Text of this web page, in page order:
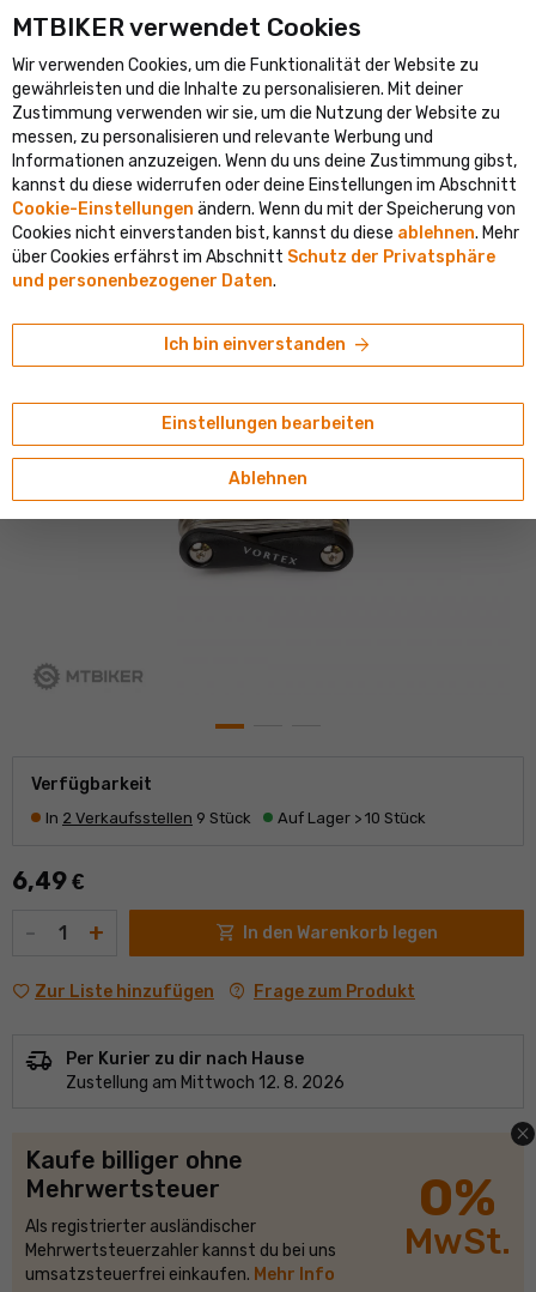
Fahrradportal in Mitteleuropa Verifizierter Shop mit mehr
DE shopping_cart person
homenavigate_nextWerkstattnavigate_next Werkzeug navigate_nextMultitools
Vortex
Vortex MULTI T-10 Multischlüssel, 10
4.64/5 (64 Bewertungen)
Verfügbarkeit
In 2 Verkaufsstellen 9 Stück Auf Lager > 10 Stück
6,49€
- + shopping_cart In den Warenkorb legen
Zur Liste hinzufügen contact_support Frage zum Produkt
delivery_truck_speed
Per Kurier zu dir nach Hause
Zustellung am Mittwoch 12. 8. 2026
close
Kaufe billiger ohne
Mehrwertsteuer
Als registrierter ausländischer
Mehrwertsteuerzahler kannst du bei uns
umsatzsteuerfrei einkaufen. Mehr Info
0%
MwSt.
MTBIKER verwendet Cookies
Wir verwenden Cookies, um die Funktionalität der Website zu
gewährleisten und die Inhalte zu personalisieren. Mit deiner
Zustimmung verwenden wir sie, um die Nutzung der Website zu
messen, zu personalisieren und relevante Werbung und
Informationen anzuzeigen. Wenn du uns deine Zustimmung gibst,
kannst du diese widerrufen oder deine Einstellungen im Abschnitt
Cookie-Einstellungen ändern. Wenn du mit der Speicherung von
Cookies nicht einverstanden bist, kannst du diese ablehnen. Mehr
über Cookies erfährst im Abschnitt Schutz der Privatsphäre
und personenbezogener Daten.
Einstellungen bearbeiten
Ablehnen
Ich bin einverstanden arrow_forward